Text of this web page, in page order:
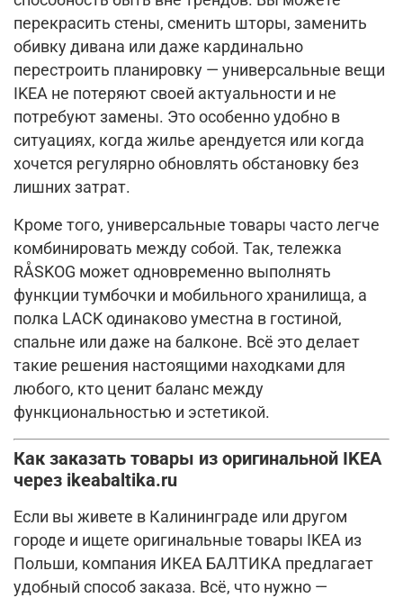
перекрасить стены, сменить шторы, заменить
обивку дивана или даже кардинально
перестроить планировку — универсальные вещи
IKEA не потеряют своей актуальности и не
потребуют замены. Это особенно удобно в
ситуациях, когда жилье арендуется или когда
хочется регулярно обновлять обстановку без
лишних затрат.
Кроме того, универсальные товары часто легче
комбинировать между собой. Так, тележка
RÅSKOG может одновременно выполнять
функции тумбочки и мобильного хранилища, а
полка LACK одинаково уместна в гостиной,
спальне или даже на балконе. Всё это делает
такие решения настоящими находками для
любого, кто ценит баланс между
функциональностью и эстетикой.
Как заказать товары из оригинальной IKEA
через ikeabaltika.ru
Если вы живете в Калининграде или другом
городе и ищете оригинальные товары IKEA из
Польши, компания ИКЕА БАЛТИКА предлагает
удобный способ заказа. Всё, что нужно —